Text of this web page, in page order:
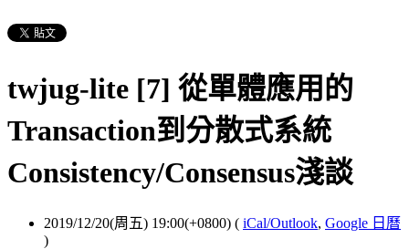
twjug-lite [7] 從單體應用的
Transaction到分散式系統
Consistency/Consensus淺談
2019/12/20(周五) 19:00(+0800) ( iCal/Outlook, Google 日曆
)